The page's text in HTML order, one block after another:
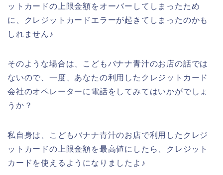
ットカードの上限金額をオーバーしてしまったため
に、クレジットカードエラーが起きてしまったのかも
しれません♪
そのような場合は、こどもバナナ青汁のお店の話では
ないので、一度、あなたの利用したクレジットカード
会社のオペレーターに電話をしてみてはいかがでしょ
うか？
私自身は、こどもバナナ青汁のお店で利用したクレジ
ットカードの上限金額を最高値にしたら、クレジット
カードを使えるようになりましたよ♪